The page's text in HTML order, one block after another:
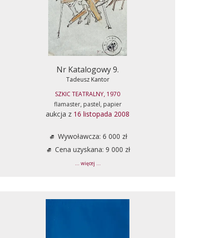
Nr Katalogowy 9.
Tadeusz Kantor
SZKIC TEATRALNY, 1970
flamaster, pastel, papier
aukcja z 16 listopada 2008
Wywoławcza: 6 000 zł
Cena uzyskana: 9 000 zł
... więcej ...